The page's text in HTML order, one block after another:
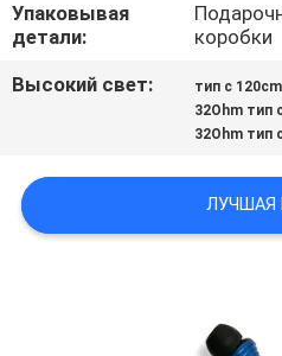
СВЯЖИТЕСЬ
МЫ
СПРОСИТЕ
ЦИТАТУ
Упаковывая
детали:
коробки
Высокий свет:
тип c
32Ohm тип
32Ohm тип
ЛУЧШАЯ